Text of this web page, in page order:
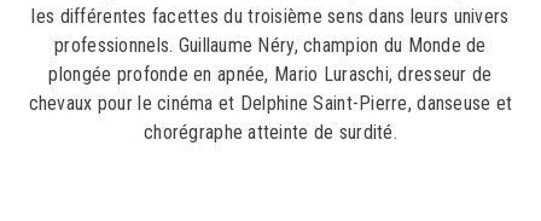
les différentes facettes du troisième sens dans leurs univers
professionnels. Guillaume Néry, champion du Monde de
plongée profonde en apnée, Mario Luraschi, dresseur de
chevaux pour le cinéma et Delphine Saint-Pierre, danseuse et
chorégraphe atteinte de surdité.